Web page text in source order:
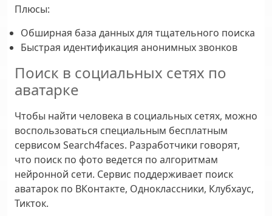
Плюсы:
Обширная база данных для тщательного поиска
Быстрая идентификация анонимных звонков
Поиск в социальных сетях по
аватарке
Чтобы найти человека в социальных сетях, можно
воспользоваться специальным бесплатным
сервисом Search4faces. Разработчики говорят,
что поиск по фото ведется по алгоритмам
нейронной сети. Сервис поддерживает поиск
аватарок по ВКонтакте, Одноклассники, Клубхаус,
Тикток.